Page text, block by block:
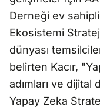
Derneği ev
Ekosistemi
dünyası
belirten Kacır,
adımları ve
Yapay Zeka